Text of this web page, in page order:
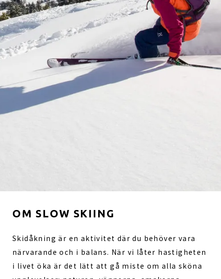
OM SLOW SKIING
Skidåkning är en aktivitet där du behöver vara
närvarande och i balans. När vi låter hastigheten
i livet öka är det lätt att gå miste om alla sköna